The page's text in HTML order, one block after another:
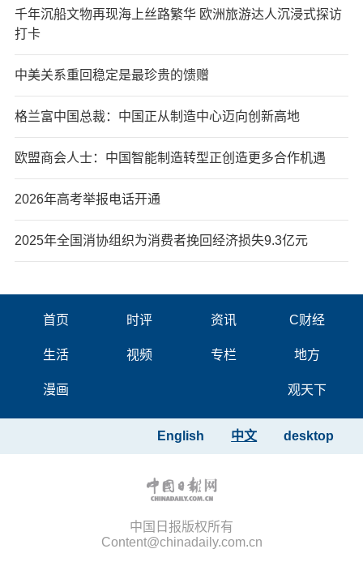
千年沉船文物再现海上丝路繁华 欧洲旅游达人沉浸式探访
打卡
中美关系重回稳定是最珍贵的馈赠
格兰富中国总裁：中国正从制造中心迈向创新高地
欧盟商会人士：中国智能制造转型正创造更多合作机遇
2026年高考举报电话开通
2025年全国消协组织为消费者挽回经济损失9.3亿元
首页 时评 资讯 C财经
生活 视频 专栏 地方
漫画 观天下
desktop
中文
English
中国日报版权所有
Content@chinadaily.com.cn